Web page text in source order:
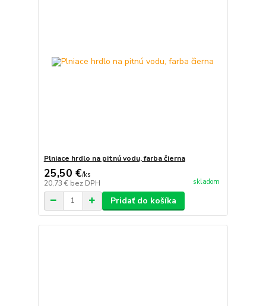
Plniace hrdlo na pitnú vodu, farba čierna
25,50 €/ks
20,73 € bez DPH skladom
Pridať do košíka